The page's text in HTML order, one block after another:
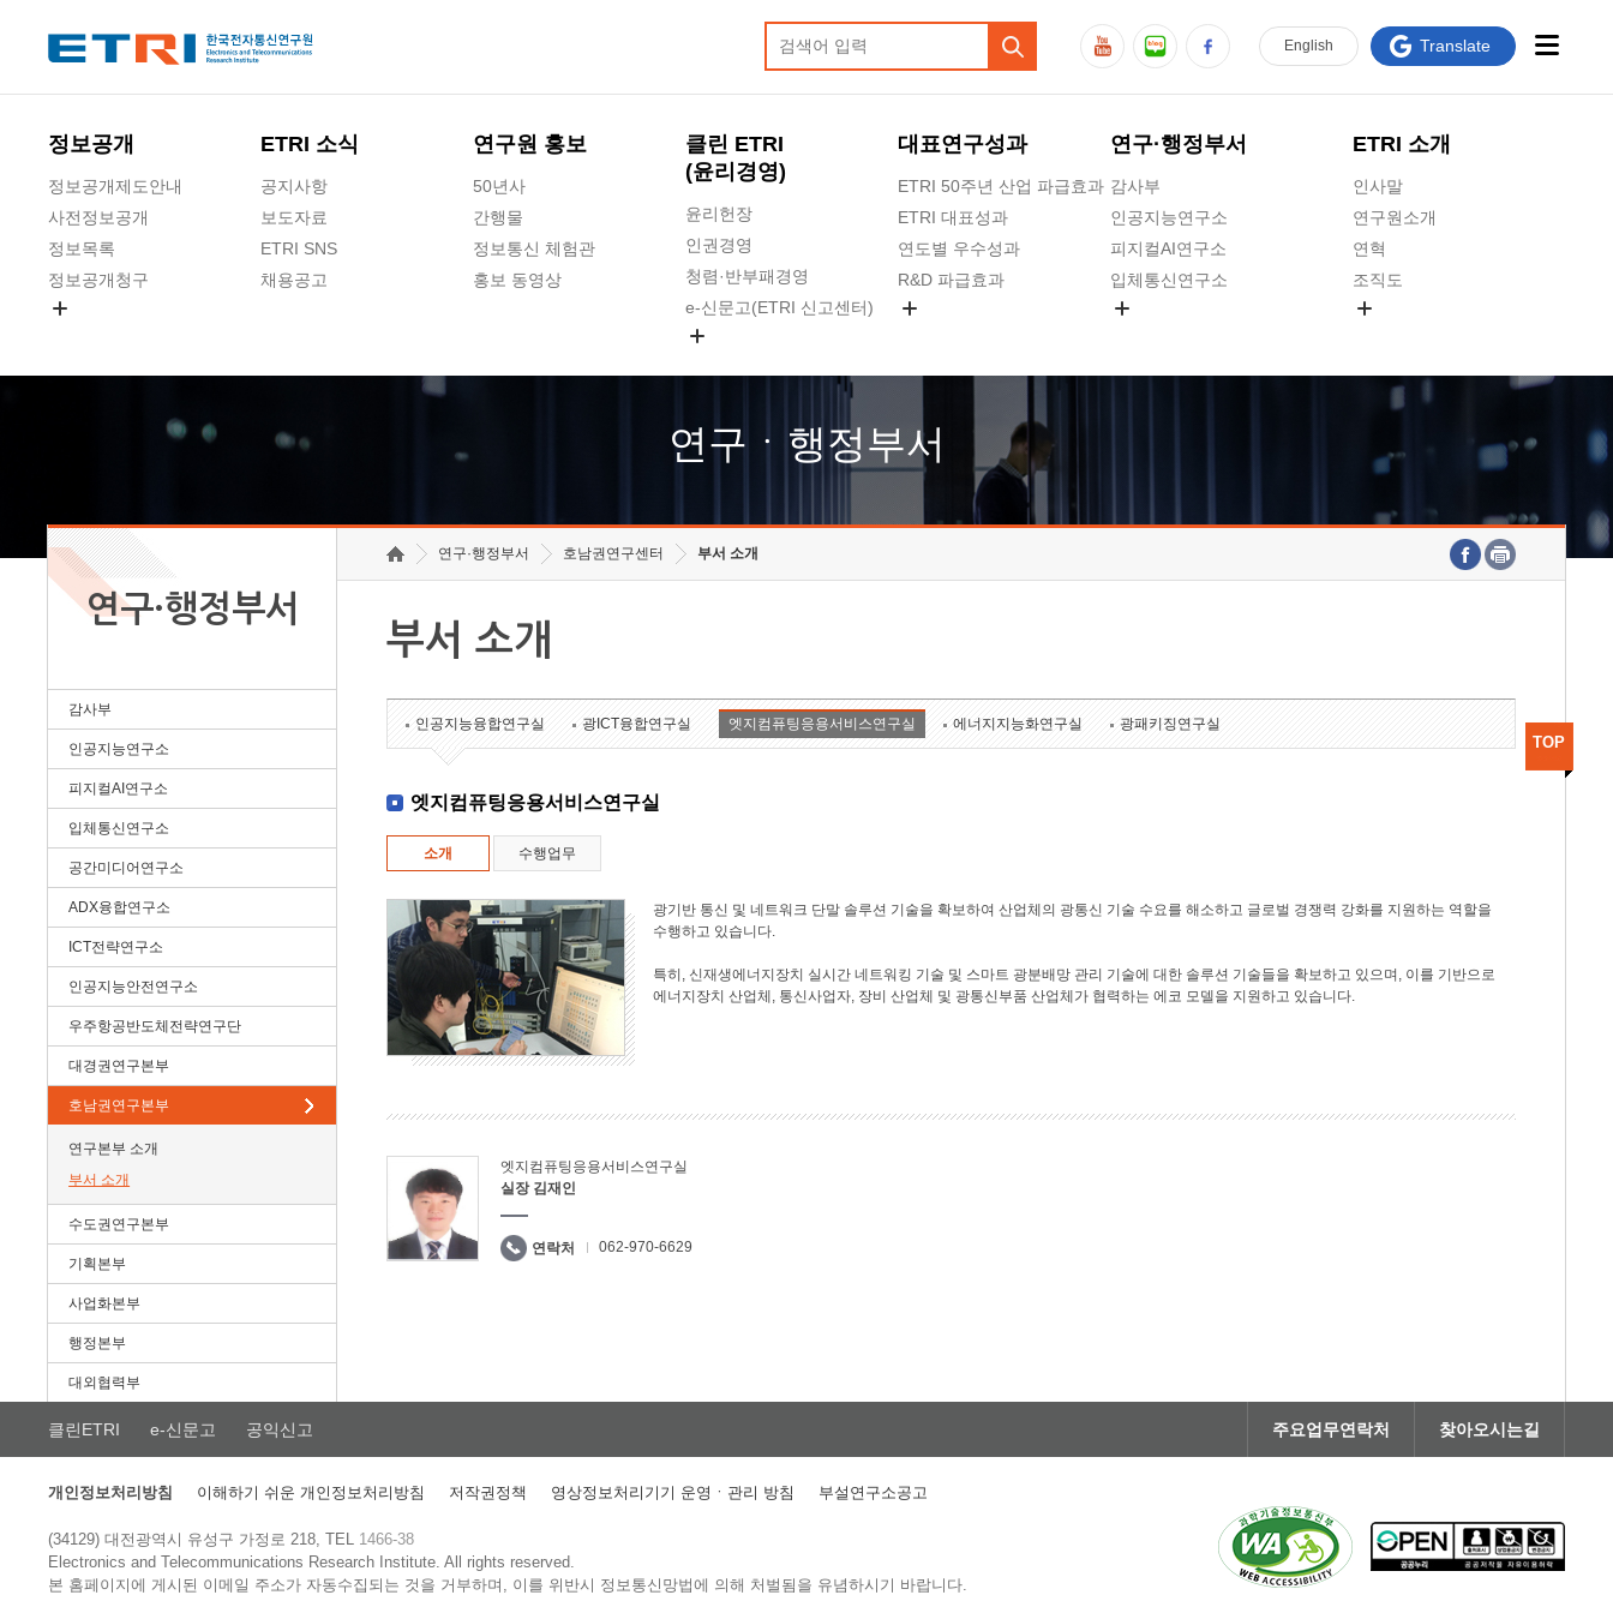
정보공개
정보공개제도안내
사전정보공개
정보목록
정보공개청구
ETRI 소식
공지사항
보도자료
ETRI SNS
채용공고
연구원 홍보
50년사
간행물
정보통신 체험관
홍보 동영상
클린 ETRI
(윤리경영)
윤리헌장
인권경영
청렴·반부패경영
e-신문고(ETRI 신고센터)
고객의소리
수의계약 현황
대표연구성과
ETRI 50주년 산업 파급효과
ETRI 대표성과
연도별 우수성과
R&D 파급효과
연구·행정부서
감사부
인공지능연구소
피지컬AI연구소
입체통신연구소
호남권연구본부
기획본부
ETRI 소개
인사말
연구원소개
연혁
조직도
연구원 고객헌장
주요업무연락처
English Translate
연구ㆍ행정부서
연구·행정부서
감사부
인공지능연구소
피지컬AI연구소
입체통신연구소
공간미디어연구소
ADX융합연구소
ICT전략연구소
인공지능안전연구소
우주항공반도체전략연구단
대경권연구본부
호남권연구본부
연구본부 소개
부서 소개
수도권연구본부
기획본부
사업화본부
행정본부
대외협력부
연구·행정부서 호남권연구센터 부서 소개
부서 소개
인공지능융합연구실 광ICT융합연구실 엣지컴퓨팅응용서비스연구실 에너지지능화연구실 광패키징연구실
엣지컴퓨팅응용서비스연구실
소개 수행업무
광기반 통신 및 네트워크 단말 솔루션 기술을 확보하여 산업체의 광통신 기술 수요를 해소하고 글로벌 경쟁력 강화를 지원하는 역할을
수행하고 있습니다.
특히, 신재생에너지장치 실시간 네트워킹 기술 및 스마트 광분배망 관리 기술에 대한 솔루션 기술들을 확보하고 있으며, 이를 기반으로
에너지장치 산업체, 통신사업자, 장비 산업체 및 광통신부품 산업체가 협력하는 에코 모델을 지원하고 있습니다.
엣지컴퓨팅응용서비스연구실
실장 김재인
연락처 062-970-6629
TOP
클린ETRI e-신문고 공익신고 주요업무연락처 찾아오시는길
개인정보처리방침 이해하기 쉬운 개인정보처리방침 저작권정책 영상정보처리기기 운영ㆍ관리 방침 부설연구소공고
(34129) 대전광역시 유성구 가정로 218, TEL 1466-38
Electronics and Telecommunications Research Institute.All rights reserved.
본 홈페이지에 게시된 이메일 주소가 자동수집되는 것을 거부하며, 이를 위반시 정보통신망법에 의해 처벌됨을 유념하시기 바랍니다.